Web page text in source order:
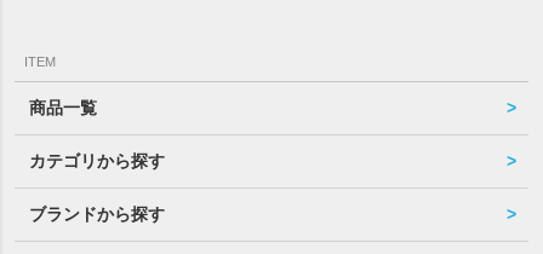
ITEM
商品一覧
カテゴリから探す
ブランドから探す